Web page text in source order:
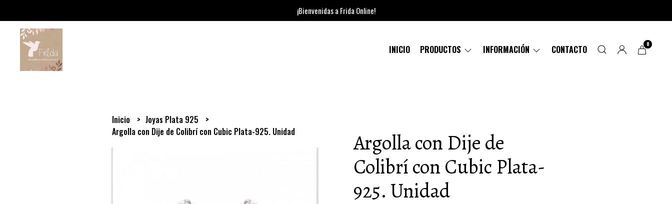
¡Bienvenidas a Frida Online!
INICIO PRODUCTOS INFORMACIÓN CONTACTO 0
Inicio
Joyas Plata 925
Argolla con Dije de Colibrí con Cubic Plata-925. Unidad
Argolla con Dije de
Colibrí con Cubic Plata-
925. Unidad